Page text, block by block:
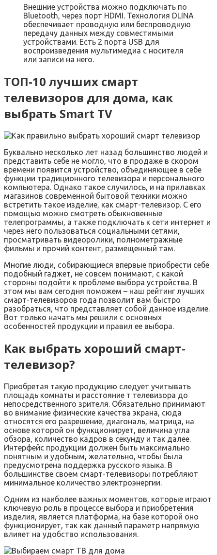
Внешние устройства можно подключать по
Bluetooth, через порт HDMI. Технология DLINA
обеспечивает проводную или беспроводную
передачу данных между совместимыми
устройствами. Есть 2 порта USB для
воспроизведения мультимедиа с носителя
или записи на него.
ТОП-10 лучших смарт
телевизоров для дома, как
выбрать Smart TV
Буквально несколько лет назад большинство людей и
представить себе не могло, что в продаже в скором
времени появится устройство, объединяющее в себе
функции традиционного телевизора и персонального
компьютера. Однако такое случилось, и на прилавках
магазинов современной бытовой техники можно
встретить такое изделие, как смарт-телевизор. С его
помощью можно смотреть обыкновенные
телепрограммы, а также подключать к сети интернет и
через него пользоваться социальными сетями,
просматривать видеоролики, полнометражные
фильмы и прочий контент, размещенный там.
Многие люди, собирающиеся впервые приобрести себе
подобный гаджет, не совсем понимают, с какой
стороны подойти к проблеме выбора устройства. В
этом мы вам сегодня поможем – наш рейтинг лучших
смарт-телевизоров года позволит вам быстро
разобраться, что представляет собой данное изделие.
Вот только начать мы решили с основных
особенностей продукции и правил ее выбора.
Как выбрать хороший смарт-
телевизор?
Приобретая такую продукцию следует учитывать
площадь комнаты и расстояние т телевизора до
непосредственного зрителя. Обязательно принимают
во внимание физические качества экрана, сюда
относятся его разрешение, диагональ, матрица, на
основе которой он функционирует, величина угла
обзора, количество кадров в секунду и так далее.
Интерфейс продукции должен быть максимально
понятным и удобным, желательно, чтобы была
предусмотрена поддержка русского языка. В
большинстве своем смарт-телевизоры потребляют
минимальное количество электроэнергии.
Одним из наиболее важных моментов, которые играют
ключевую роль в процессе выбора и приобретения
изделия, является платформа, на базе которой оно
функционирует, так как данный параметр напрямую
влияет на удобство использования.